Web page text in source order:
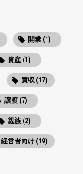
開業 (1)
資産 (1)
買収 (17)
譲渡 (7)
親族 (2)
経営者向け (19)